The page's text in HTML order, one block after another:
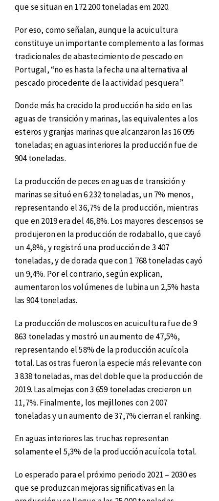
que se situan en 172 200 toneladas em 2020.
Por eso, como señalan, aunque la acuicultura
constituye un importante complemento a las formas
tradicionales de abastecimiento de pescado en
Portugal, “no es hasta la fecha una alternativa al
pescado procedente de la actividad pesquera”.
Donde más ha crecido la producción ha sido en las
aguas de transición y marinas, las equivalentes a los
esteros y granjas marinas que alcanzaron las 16 095
toneladas; en aguas interiores la producción fue de
904 toneladas.
La producción de peces en aguas de transición y
marinas se situó en 6 232 toneladas, un 7% menos,
representando el 36,7% de la producción, mientras
que en 2019 era del 46,8%. Los mayores descensos se
produjeron en la producción de rodaballo, que cayó
un 4,8%, y registró una producción de 3 407
toneladas, y de dorada que con 1 768 toneladas cayó
un 9,4%. Por el contrario, según explican,
aumentaron los volúmenes de lubina un 2,5% hasta
las 904 toneladas.
La producción de moluscos en acuicultura fue de 9
863 toneladas y mostró un aumento de 47,5%,
representando el 58% de la producción acuícola
total. Las ostras fueron la especie más relevante con
3 838 toneladas, mas del doble que la producción de
2019. Las almejas con 3 659 toneladas crecieron un
11,7%. Finalmente, los mejillones con 2 007
toneladas y un aumento de 37,7% cierran el ranking.
En aguas interiores las truchas representan
solamente el 5,3% de la producción acuícola total.
Lo esperado para el próximo periodo 2021 – 2030 es
que se produzcan mejoras significativas en la